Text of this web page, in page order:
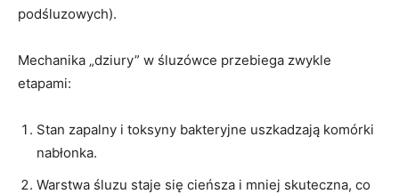
podśluzowych).
Mechanika „dziury” w śluzówce przebiega zwykle
etapami:
Stan zapalny i toksyny bakteryjne uszkadzają komórki
nabłonka.
Warstwa śluzu staje się cieńsza i mniej skuteczna, co